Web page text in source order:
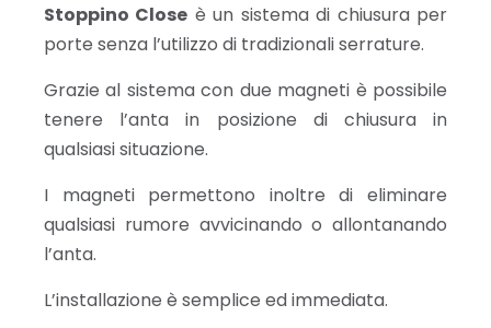
Stoppino Close è un sistema di chiusura per
porte senza l’utilizzo di tradizionali serrature.
Grazie al sistema con due magneti è possibile
tenere l’anta in posizione di chiusura in
qualsiasi situazione.
I magneti permettono inoltre di eliminare
qualsiasi rumore avvicinando o allontanando
l’anta.
L’installazione è semplice ed immediata.